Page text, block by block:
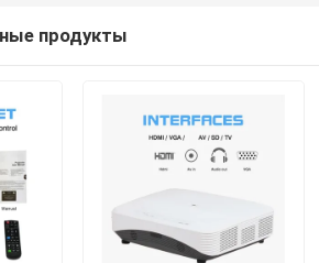
продукты